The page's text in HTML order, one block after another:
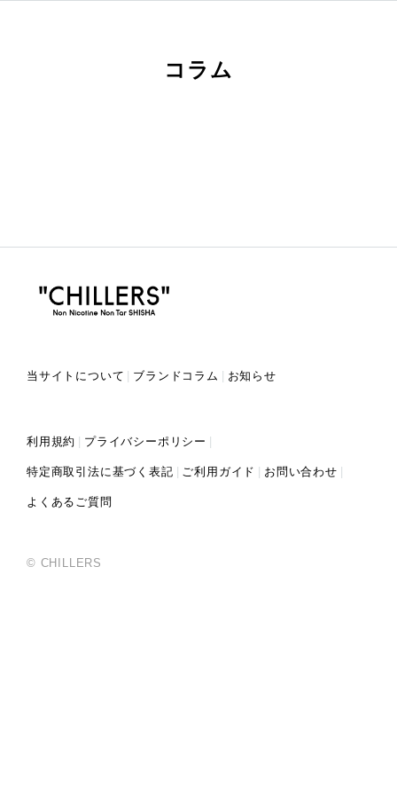
コラム
当サイトについて ブランドコラム お知らせ
利用規約 プライバシーポリシー
特定商取引法に基づく表記 ご利用ガイド お問い合わせ
よくあるご質問
© CHILLERS